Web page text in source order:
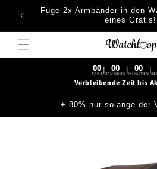
Skip to
content
Füge 2x Armbänder in den
eines Gratis!
00
TAGE| 00
STUNDEN | 00
MINUTEN |
Verbleibende Zeit bis
+ 80% nur solange der